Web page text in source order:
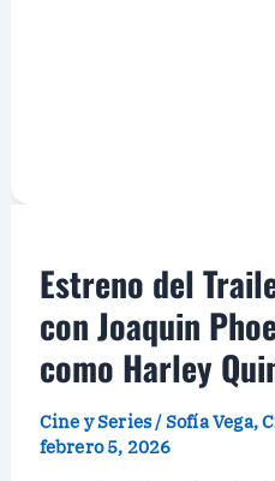
Estreno del
con Joaquin
como Harley
Cine y Series/Sofía Vega,
febrero 5, 2026